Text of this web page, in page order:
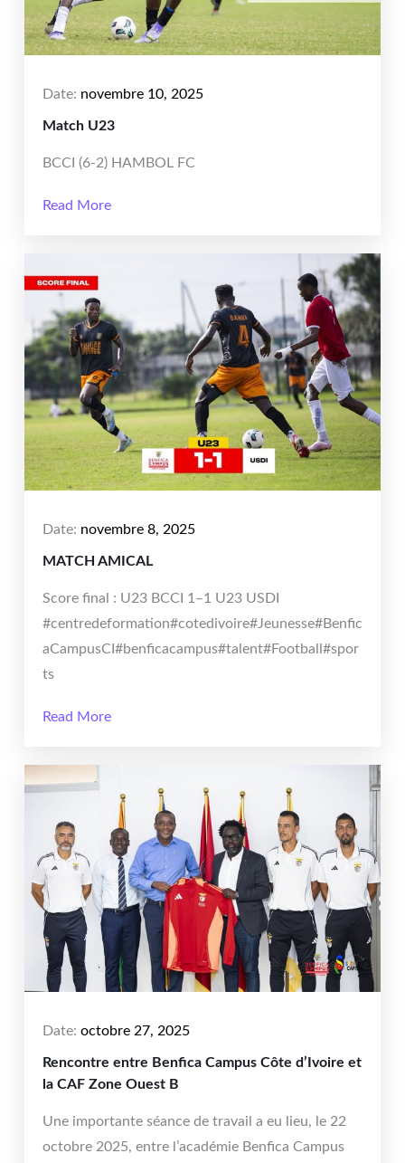
Date: novembre 10, 2025
Match U23
BCCI (6-2) HAMBOL FC
Read More
Date: novembre 8, 2025
MATCH AMICAL
Score final : U23 BCCI 1–1 U23 USDI
#centredeformation#cotedivoire#Jeunesse#Benfic
aCampusCI#benficacampus#talent#Football#spor
ts
Read More
Date: octobre 27, 2025
Rencontre entre Benfica Campus Côte d’Ivoire et
la CAF Zone Ouest B
Une importante séance de travail a eu lieu, le 22
octobre 2025, entre l’académie Benfica Campus